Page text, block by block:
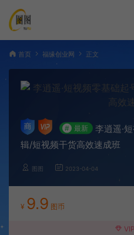
首页 福缘创业网 正文
# 最新
李逍遥·
辑/短视频干货高效速成班
图图 2023-04-04
¥ 9.9 图币